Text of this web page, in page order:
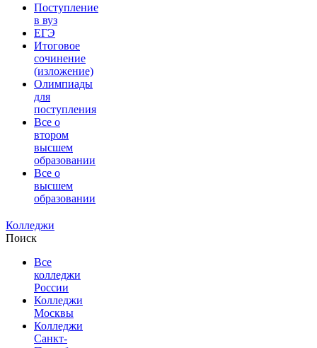
Поступление
в вуз
ЕГЭ
Итоговое
сочинение
(изложение)
Олимпиады
для
поступления
Все о
втором
высшем
образовании
Все о
высшем
образовании
Колледжи
Поиск
Все
колледжи
России
Колледжи
Москвы
Колледжи
Санкт-